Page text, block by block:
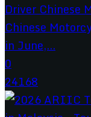
Chinese
in June,...
0
24168